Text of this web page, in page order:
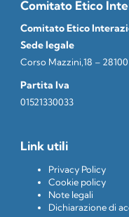
Comitato Etico
Comitato Etico
Sede legale
Corso Mazzini,18 –
Partita Iva
01521330033
Link utili
Privacy Policy
Cookie policy
Note legali
Dichiarazione di